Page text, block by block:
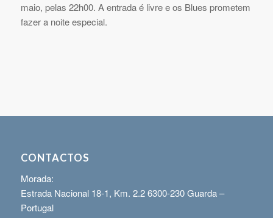
maio, pelas 22h00. A entrada é livre e os Blues prometem
fazer a noite especial.
CONTACTOS
Morada:
Estrada Nacional 18-1, Km. 2.2 6300-230 Guarda –
Portugal